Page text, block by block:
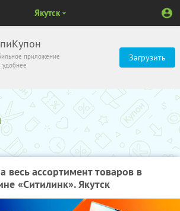
приложение
Загрузить
Якутск
весь ассортимент товаров в
«Ситилинк». Якутск